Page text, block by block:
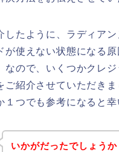
したように、ラディア
が使えない状態になる
なので、いくつかクレ
ご紹介させていただき
１つでも参考になると幸
いかがだったでしょう